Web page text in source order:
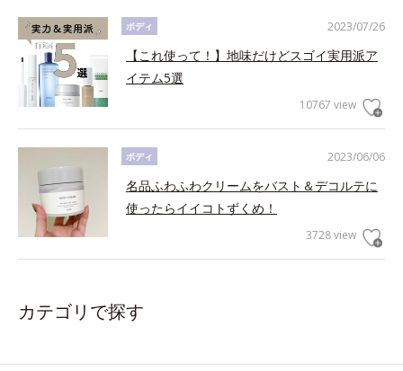
2023/07/26
ボディ
【これ使って！】地味だけどスゴイ実用派ア
イテム5選
10767 view
2023/06/06
ボディ
名品ふわふわクリームをバスト＆デコルテに
使ったらイイコトずくめ！
3728 view
カテゴリで探す